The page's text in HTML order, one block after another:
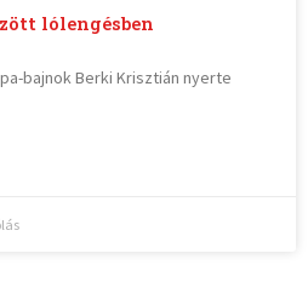
lólengésben
bajnok Berki Krisztián nyerte